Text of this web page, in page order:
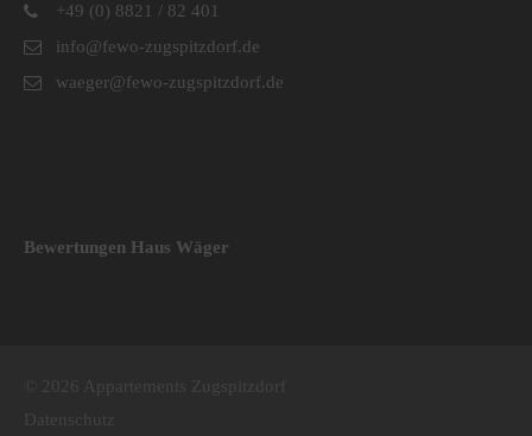
+49 (0) 8821 / 82 401
info@fewo-zugspitzdorf.de
waeger@fewo-zugspitzdorf.de
Bewertungen Haus Wäger
© 2026 Appartements Zugspitzdorf
Datenschutz